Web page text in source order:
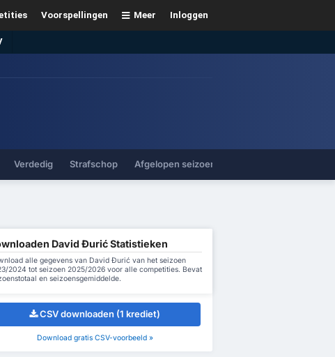
Inloggen
Meer
Voorspellingen
Verdedig Strafschop Afgelopen seizoenen
David Đurić Statistieken
alle gegevens van David Đurić van het seizoen
2024 tot seizoen 2025/2026 voor alle competities. Bevat
en seizoensgemiddelde.
CSV downloaden (1 krediet)
Download gratis CSV-voorbeeld »